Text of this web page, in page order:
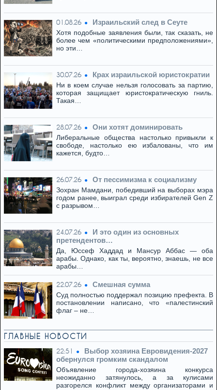
01.08.26 Израильский след в Сеуте
Хотя подобные заявления были, так сказать, не
более чем «политическими предположениями»,
но эти…
30.07.26 Крах израильской юристократии
Ни в коем случае нельзя голосовать за партию,
которая защищает юристократическую гниль.
Такая…
28.07.26 Они хотят доминировать
Либеральные общества настолько привыкли к
свободе, настолько ею избалованы, что им
кажется, будто…
26.07.26 От пессимизма к социализму
Зохран Мамдани, победивший на выборах мэра
годом ранее, выиграл среди избирателей Gen Z
с разрывом…
24.07.26
И это один из основных
претендентов…
Да, Юссеф Хаддад и Мансур Аббас — оба
арабы. Однако, как ты, вероятно, знаешь, не все
арабы…
22.07.26 Смешная сумма
Суд полностью поддержал позицию префекта. В
постановлении написано, что «палестинский
флаг – не…
ГЛАВНЫЕ НОВОСТИ
22:51
Выбор хозяина Евровидения-2027
обернулся громким скандалом
Объявление города-хозяина конкурса
неожиданно затянулось, а за кулисами
разгорелся конфликт между организаторами и